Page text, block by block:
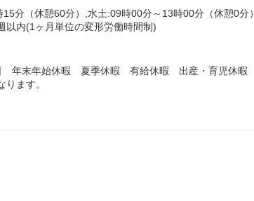
分（休憩60分）,水土:09時00分～13時00分（休憩0分）
以内(1ヶ月単位の変形労働時間制)
末年始休暇 夏季休暇 有給休暇 出産・育児休暇
ます。